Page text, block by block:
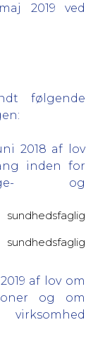
2019 ved
følgende
2018 af lov
inden for
og
af lov om
og om